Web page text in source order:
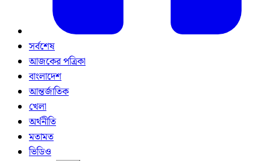
সর্বশেষ
আজকের পত্রিকা
বাংলাদেশ
আন্তর্জাতিক
খেলা
অর্থনীতি
মতামত
ভিডিও